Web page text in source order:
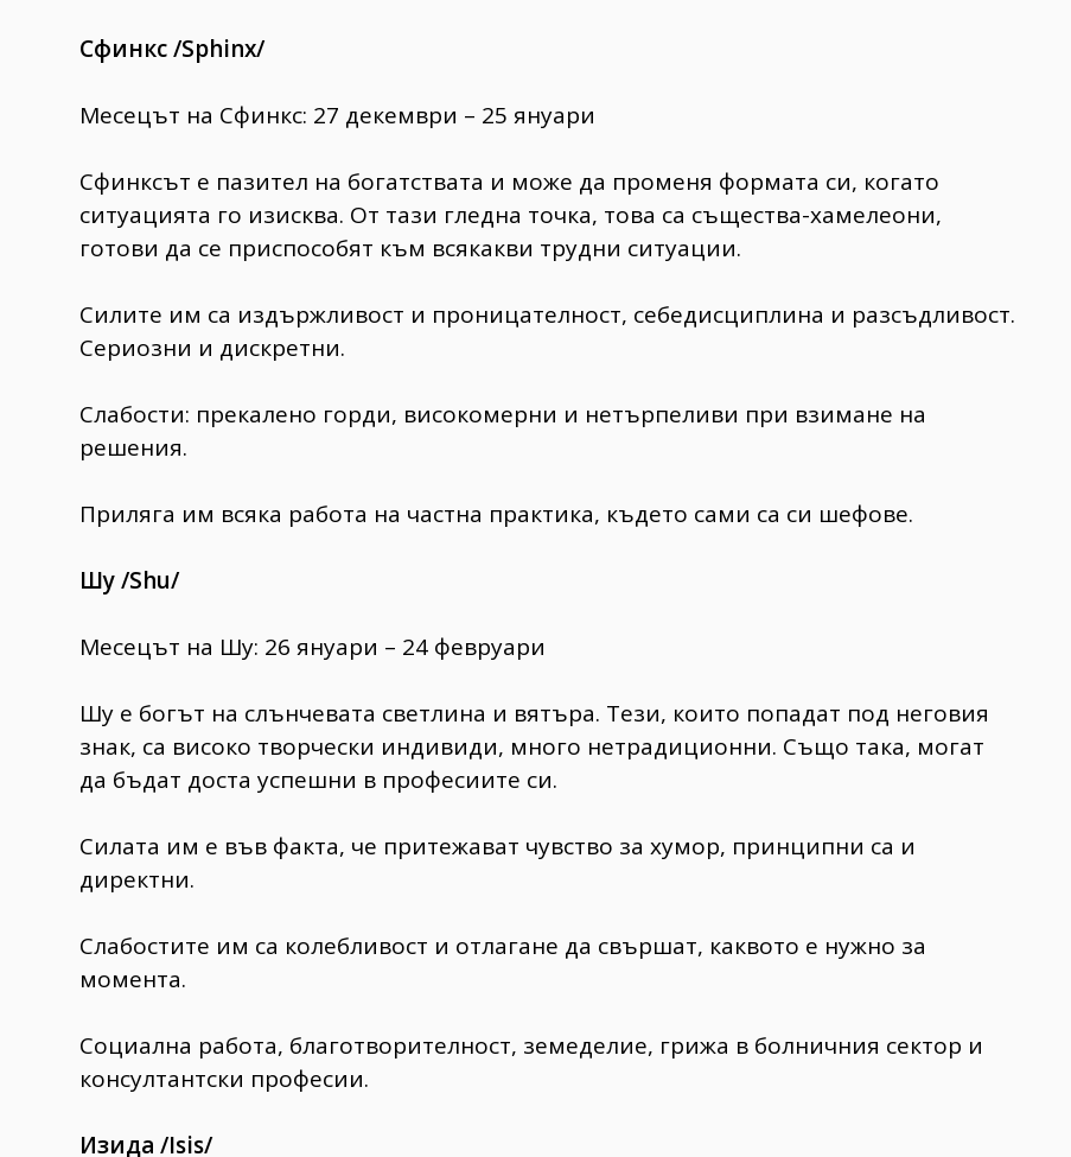
Сфинкс /Sphinx/
Месецът на Сфинкс: 27 декември – 25 януари
Сфинксът е пазител на богатствата и може да променя формата си, когато
ситуацията го изисква. От тази гледна точка, това са същества-хамелеони,
готови да се приспособят към всякакви трудни ситуации.
Силите им са издържливост и проницателност, себедисциплина и разсъдливост.
Сериозни и дискретни.
Слабости: прекалено горди, високомерни и нетърпеливи при взимане на
решения.
Приляга им всяка работа на частна практика, където сами са си шефове.
Шу /Shu/
Месецът на Шу: 26 януари – 24 февруари
Шу е богът на слънчевата светлина и вятъра. Тези, които попадат под неговия
знак, са високо творчески индивиди, много нетрадиционни. Също така, могат
да бъдат доста успешни в професиите си.
Силата им е във факта, че притежават чувство за хумор, принципни са и
директни.
Слабостите им са колебливост и отлагане да свършат, каквото е нужно за
момента.
Социална работа, благотворителност, земеделие, грижа в болничния сектор и
консултантски професии.
Изида /Isis/